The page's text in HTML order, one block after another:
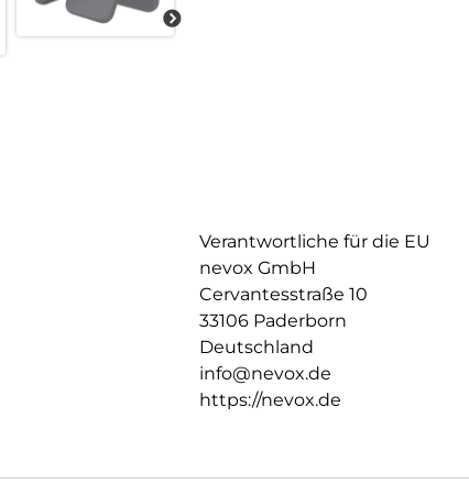
Verantwortliche für die EU
nevox GmbH
Cervantesstraße 10
33106 Paderborn
Deutschland
info@nevox.de
https://nevox.de